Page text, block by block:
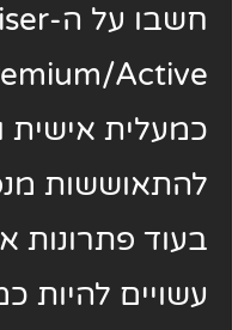
חשבו על ה-
Active
כמעלית אישית
להתאוששות
בעוד פתרונות
עשויים להיות